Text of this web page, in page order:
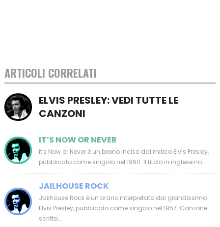
ARTICOLI CORRELATI
ELVIS PRESLEY: VEDI TUTTE LE
CANZONI
IT’S NOW OR NEVER
It's Now or Never è un brano inciso dal mitico Elvis Presley,
pubblicato come singolo nel 1960. Il titolo in inglese no...
JAILHOUSE ROCK
Jailhouse Rock è un brano interpretato dal grandissimo
Elvis Presley, pubblicato come singolo nel 1957. Canzone
scritta...